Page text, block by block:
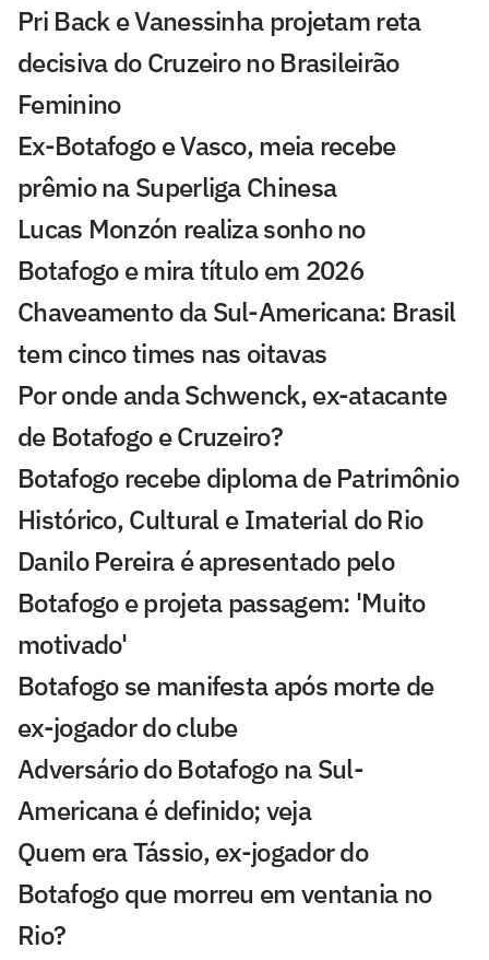
Pri Back e Vanessinha projetam reta
decisiva do Cruzeiro no Brasileirão
Feminino
Ex-Botafogo e Vasco, meia recebe
prêmio na Superliga Chinesa
Lucas Monzón realiza sonho no
Botafogo e mira título em 2026
Chaveamento da Sul-Americana: Brasil
tem cinco times nas oitavas
Por onde anda Schwenck, ex-atacante
de Botafogo e Cruzeiro?
Botafogo recebe diploma de Patrimônio
Histórico, Cultural e Imaterial do Rio
Danilo Pereira é apresentado pelo
Botafogo e projeta passagem: 'Muito
motivado'
Botafogo se manifesta após morte de
ex-jogador do clube
Adversário do Botafogo na Sul-
Americana é definido; veja
Quem era Tássio, ex-jogador do
Botafogo que morreu em ventania no
Rio?